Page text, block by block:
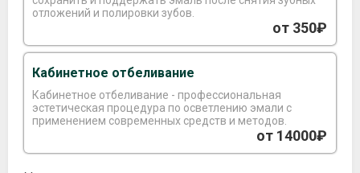
отложений и полировки зубов.
от 350₽
Кабинетное отбеливание
Кабинетное отбеливание - профессиональная
эстетическая процедура по осветлению эмали с
применением современных средств и методов.
от 14000₽